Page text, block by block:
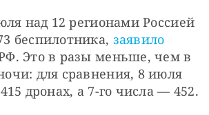
над 12 регионами Россией
беспилотника, заявило
Это в разы меньше, чем в
для сравнения, 8 июля
дронах, а 7-го числа — 452.